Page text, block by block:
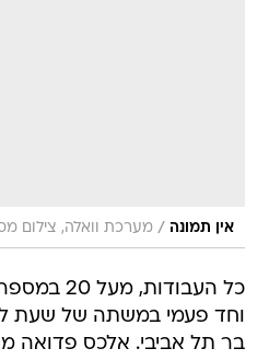
אין תמונה / מערכת וואלה, צילום
כל
וחד פעמי במשתה של שעת
בר תל אביבי. אלכס פדואה